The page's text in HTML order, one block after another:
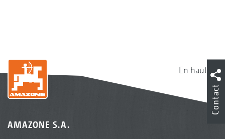
En haut
AMAZONE S.A.
Contact